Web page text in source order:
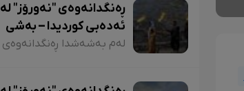
ڕەنگدانەوەی "نەورۆز" لە
ئەدەبی کوردیدا – بەشی
دووەم